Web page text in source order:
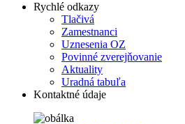
Rychlé odkazy
Tlačivá
Zamestnanci
Uznesenia OZ
Povinné zverejňovanie
Aktuality
Uradná tabuľa
Kontaktné údaje